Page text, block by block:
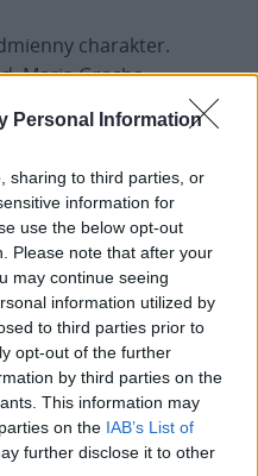
Personal Information
sharing to third parties, or
information for
use the below opt-out
Please note that after your
may continue seeing
information utilized by
to third parties prior to
opt-out of the further
by third parties on the
This information may
on the IAB’s List of
further disclose it to other
charakter.
Maria Grecha
planowanym
się otwarta sesja
przed całym
zakończy przemówienie
hymn „Te Deum” i
w Auli Pawła VI.
zakończony 29 czerwca
Świętych Apostołów
nowi arcybiskupi